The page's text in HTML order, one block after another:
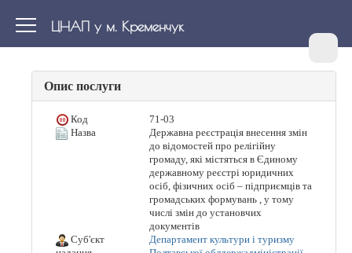
ЦНАП у м. Кременчук
Опис послуги
Код
71-03
Назва
Державна реєстрація внесення змін
до відомостей про релігійну
громаду, які містяться в Єдиному
державному реєстрі юридичних
осіб, фізичних осіб – підприємців та
громадських формувань , у тому
числі змін до установчих
документів
Суб'єкт
Департамент культури і туризму